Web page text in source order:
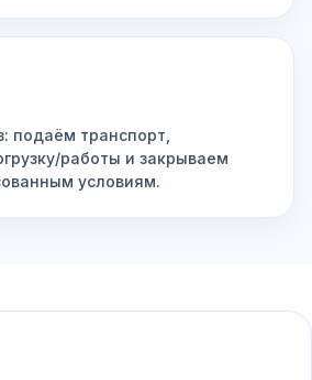
подаём транспорт,
работы и закрываем
условиям.